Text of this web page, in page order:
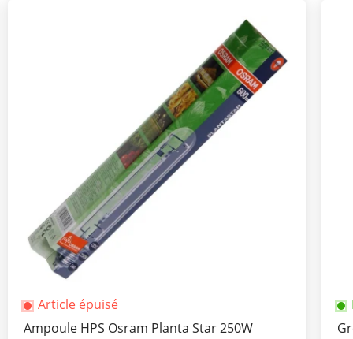
Article épuisé
Ampoule HPS Osram Planta Star 250W